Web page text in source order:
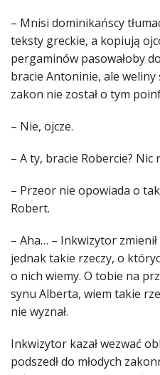
– Mnisi dominikańscy
teksty greckie, a kopiują
pergaminów pasowałoby do
bracie Antoninie, ale
zakon nie został o tym
– Nie, ojcze.
– A ty, bracie Robercie? Nic
– Przeor nie opowiada o
Robert.
– Aha… – Inkwizytor
jednak takie rzeczy, o
o nich wiemy. O tobie na
synu Alberta, wiem takie
nie wyznał.
Inkwizytor kazał wezwać
podszedł do młodych